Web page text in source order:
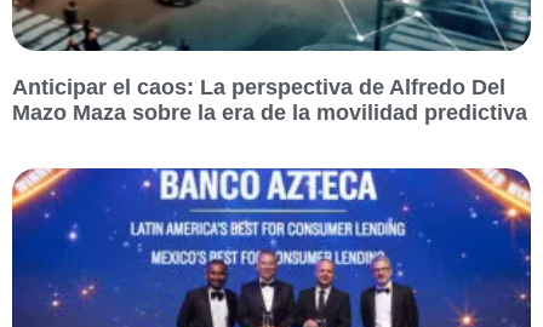
Anticipar el caos: La perspectiva de Alfredo Del
Mazo Maza sobre la era de la movilidad predictiva